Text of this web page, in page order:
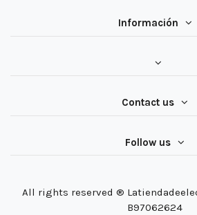
Información
Contact us
Follow us
All rights reserved ®
B97062624